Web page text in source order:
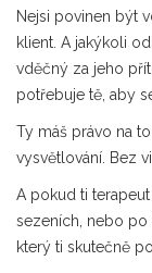
Nejsi povinen být
klient. A jakýkoli
vděčný za jeho
potřebuje tě, aby
Ty máš právo na
vysvětlování. Bez
A pokud ti
sezeních, nebo po
který ti skutečně